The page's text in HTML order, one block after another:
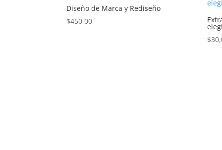
Diseño de Marca y Rediseño
$450,00
$